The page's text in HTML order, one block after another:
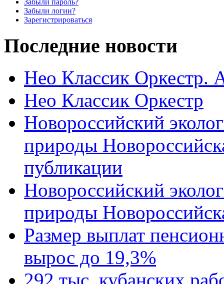
Забыли логин?
Зарегистрироваться
Последние новости
Нео Классик Оркестр.
Нео Классик Оркестр
Новороссийский
природы
публикации
Новороссийский
природы
Размер выплат
вырос до 19,3%